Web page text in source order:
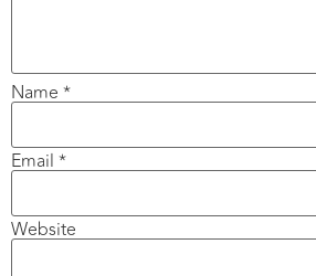
Name *
Email *
Website